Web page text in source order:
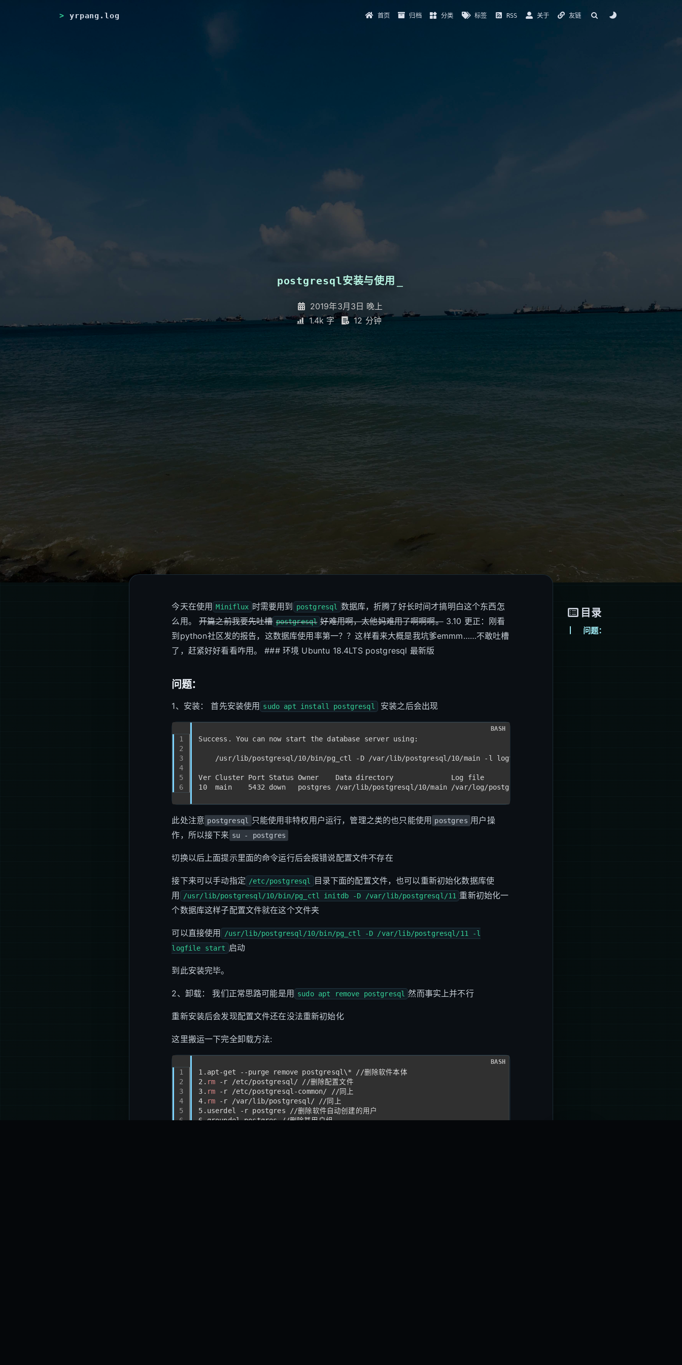
yrpang.log 首页 归档 分类 标签 RSS 关于 友链
postgresql安装与使用
2019年3月3日 晚上
1.4k 字
12 分钟
今天在使用 Miniflux 时需要用到 postgresql
数据库，折腾了好长时间才搞明白这个东西怎
么用。开篇之前我要先吐槽 postgresql 好难用啊，太他妈难用了啊啊啊。3.10 更正：刚看
到python社区发的报告，这数据库使用率第一？？这样看来大概是我坑爹emmm……不敢吐槽
了，赶紧好好看看咋用。 ### 环境 Ubuntu 18.4LTS postgresql 最新版
问题：
1、安装： 首先安装使用 sudo apt install postgresql 安装之后会出现
1
2
3
4
5
6
Success. You can now start the database server using:
    /usr/lib/postgresql/10/bin/pg_ctl -D /var/lib/postgresql/10/main -l logfile start
Ver Cluster Port Status Owner    Data directory              Log file
10  main    5432 down   postgres /var/lib/postgresql/10/main /var/log/postgresql/postgresql-10-main.log
BASH
此处注意 postgresql 只能使用非特权用户运行，管理之类的也只能使用 postgres 用户操
作，所以接下来 su - postgres
切换以后上面提示里面的命令运行后会报错说配置文件不存在
接下来可以手动指定 /etc/postgresql
目录下面的配置文件，也可以重新初始化数据库使
用
/usr/lib/postgresql/10/bin/pg_ctl initdb -D /var/lib/postgresql/11 重新初始化一
个数据库这样子配置文件就在这个文件夹
可以直接使用
/usr/lib/postgresql/10/bin/pg_ctl -D /var/lib/postgresql/11 -l
logfile start 启动
到此安装完毕。
2、卸载： 我们正常思路可能是用 sudo apt remove postgresql 然而事实上并不行
重新安装后会发现配置文件还在没法重新初始化
这里搬运一下完全卸载方法:
1
2
3
4
5
6
1.apt-get --purge remove postgresql\* //删除软件本体
2. rm -r /etc/postgresql/ //删除配置文件
3. rm -r /etc/postgresql-common/ //同上
4. rm -r /var/lib/postgresql/ //同上
5.userdel -r postgres //删除软件自动创建的用户
6.groupdel postgres //删除其用户组
BASH
目录
问题：